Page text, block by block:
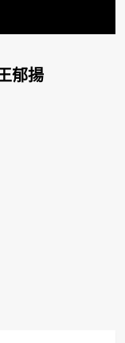
郁揚